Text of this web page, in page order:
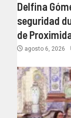
Delfina
seguridad
de
agosto 6, 2026